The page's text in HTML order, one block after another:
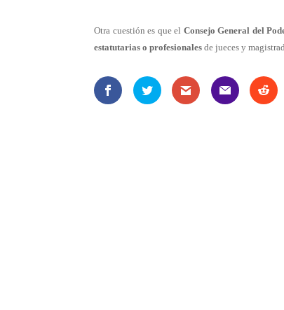
Otra cuestión es que el Consejo General del
estatutarias o profesionales de jueces y